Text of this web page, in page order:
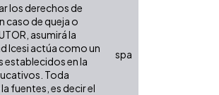
los derechos de
caso de queja o
asumirá la
Icesi actúa como un
establecidos en la
Toda
fuentes, es decir el
spa